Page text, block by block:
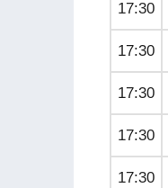
17:30
17:30
17:30
17:30
17:30